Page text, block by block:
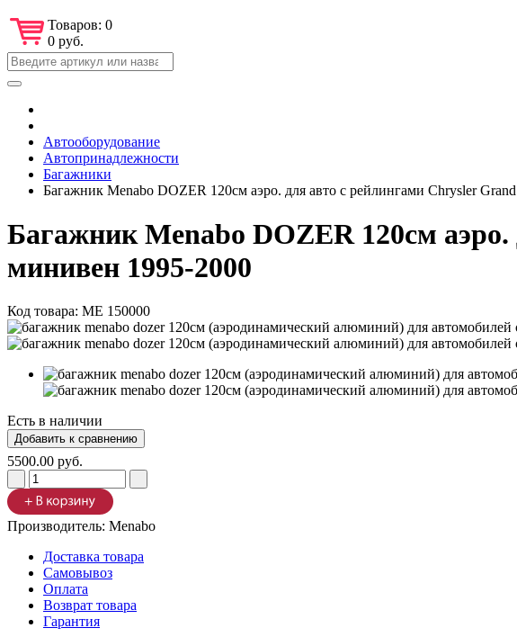
Товаров: 0
0 руб.
Автооборудование
Автопринадлежности
Багажники
Багажник Menabo DOZER 120см аэро. для авто с рейлингами Chrysler
Багажник Menabo DOZER 120см
минивен 1995-2000
Код товара: ME 150000
Есть в наличии
5500.00 руб.
Производитель: Menabo
Доставка товара
Самовывоз
Оплата
Возврат товара
Гарантия